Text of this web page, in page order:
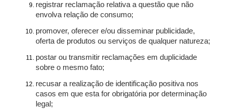
registrar reclamação relativa a questão que não
envolva relação de consumo;
promover, oferecer e/ou disseminar publicidade,
oferta de produtos ou serviços de qualquer natureza;
postar ou transmitir reclamações em duplicidade
sobre o mesmo fato;
recusar a realização de identificação positiva nos
casos em que esta for obrigatória por determinação
legal;